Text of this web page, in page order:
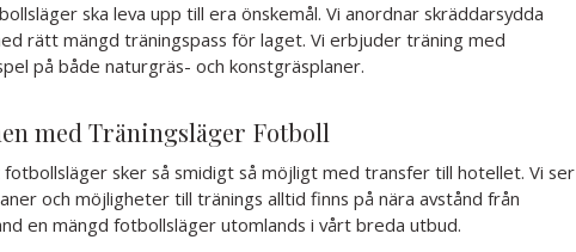
ska leva upp till era önskemål. Vi anordnar skräddarsydda
rätt mängd träningspass för laget. Vi erbjuder träning med
på både naturgräs- och konstgräsplaner.
med Träningsläger Fotboll
sker så smidigt så möjligt med transfer till hotellet. Vi ser
och möjligheter till tränings alltid finns på nära avstånd från
en mängd fotbollsläger utomlands i vårt breda utbud.